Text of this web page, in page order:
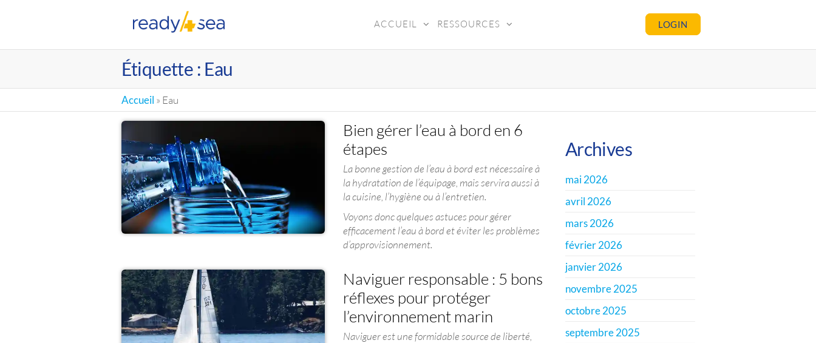
LOGIN
ACCUEIL RESSOURCES
Étiquette : Eau
Accueil » Eau
Bien gérer l’eau à bord en 6
étapes
La bonne gestion de l’eau à bord est nécessaire à
la hydratation de l’équipage, mais servira aussi à
la cuisine, l’hygiène ou à l’entretien.
Voyons donc quelques astuces pour gérer
efficacement l’eau à bord et éviter les problèmes
d’approvisionnement.
Naviguer responsable : 5 bons
réflexes pour protéger
l’environnement marin
Naviguer est une formidable source de liberté,
Archives
mai 2026
avril 2026
mars 2026
février 2026
janvier 2026
novembre 2025
octobre 2025
septembre 2025